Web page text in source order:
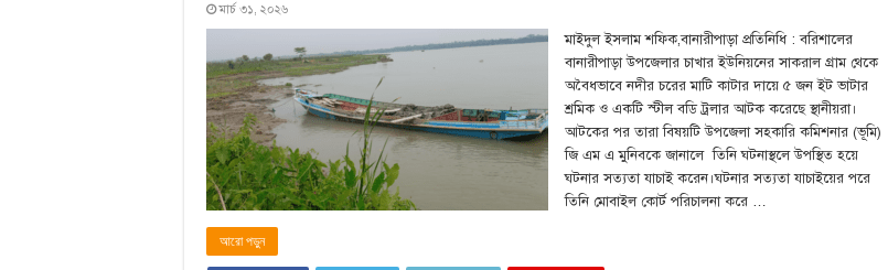
মার্চ ৩১, ২০২৬
মাইদুল ইসলাম শফিক,বানারীপাড়া প্রতিনিধি : বরিশালের
বানারীপাড়া উপজেলার চাখার ইউনিয়নের সাকরাল গ্রাম থেকে
অবৈধভাবে নদীর চরের মাটি কাটার দায়ে ৫ জন ইট ভাটার
শ্রমিক ও একটি স্টীল বডি ট্রলার আটক করেছে স্থানীয়রা।
আটকের পর তারা বিষয়টি উপজেলা সহকারি কমিশনার (ভূমি)
জি এম এ মুনিবকে জানালে তিনি ঘটনাস্থলে উপস্থিত হয়ে
ঘটনার সত্যতা যাচাই করেন।ঘটনার সত্যতা যাচাইয়ের পরে
তিনি মোবাইল কোর্ট পরিচালনা করে …
আরো পড়ুন